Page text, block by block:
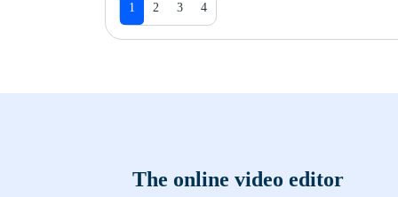
1 2 3 4
The online video editor